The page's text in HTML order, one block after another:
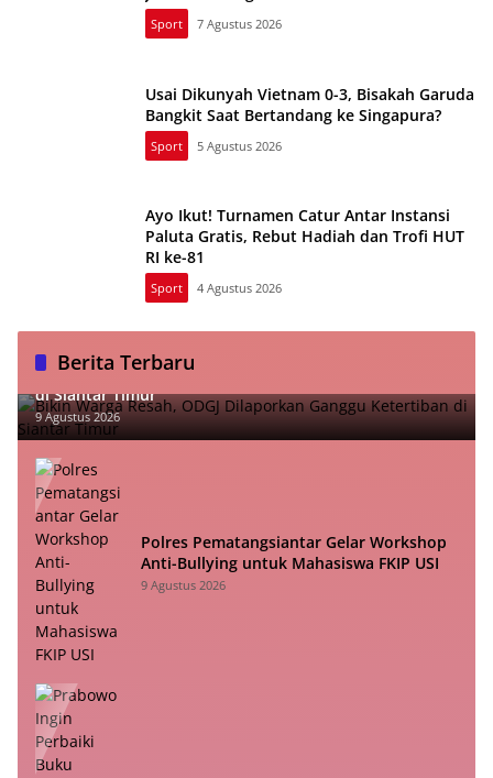
Sport 7 Agustus 2026
Usai Dikunyah Vietnam 0-3, Bisakah Garuda
Bangkit Saat Bertandang ke Singapura?
Sport 5 Agustus 2026
Ayo Ikut! Turnamen Catur Antar Instansi
Paluta Gratis, Rebut Hadiah dan Trofi HUT
RI ke-81
Sport 4 Agustus 2026
Berita Terbaru
Bikin Warga Resah, ODGJ Dilaporkan Ganggu Ketertiban
di Siantar Timur
9 Agustus 2026
Polres Pematangsiantar Gelar Workshop
Anti-Bullying untuk Mahasiswa FKIP USI
9 Agustus 2026